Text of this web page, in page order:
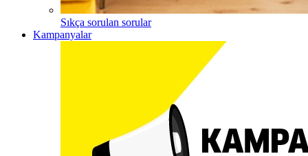
Sıkça sorulan sorular
Kampanyalar